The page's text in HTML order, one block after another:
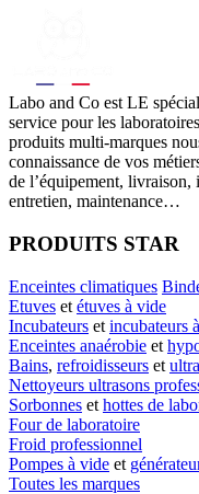
Labo and Co est LE
service pour les
produits multi-marques
connaissance de vos
de l’équipement,
entretien, maintenance…
PRODUITS STAR
Enceintes climatiques
Etuves et étuves à vide
Incubateurs et incubateurs
Enceintes anaérobie et
Bains, refroidisseurs et
Nettoyeurs ultrasons
Sorbonnes et hottes de
Four de laboratoire
Froid professionnel
Pompes à vide et
Toutes les marques